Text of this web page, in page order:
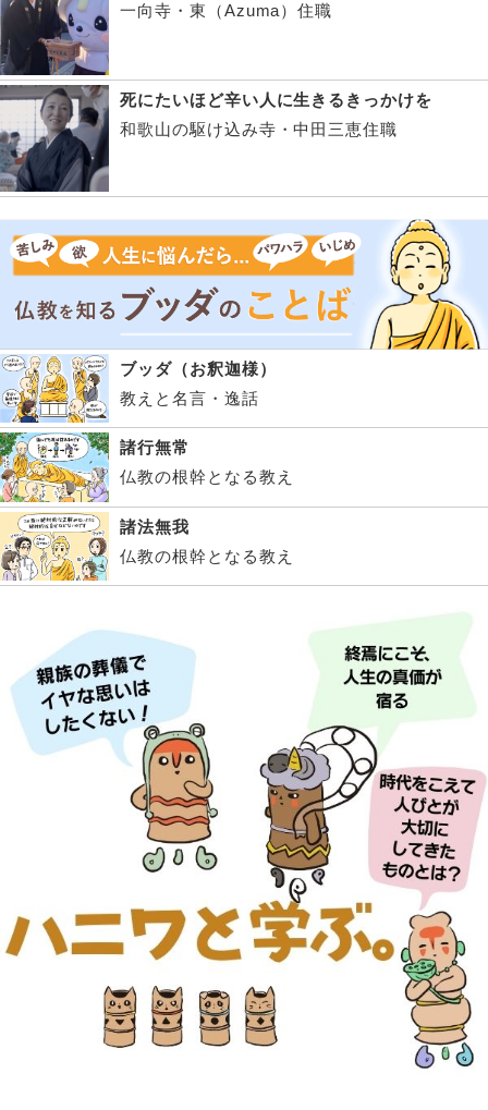
一向寺・東（Azuma）住職
死にたいほど辛い人に生きるきっかけを
和歌山の駆け込み寺・中田三恵住職
ブッダ（お釈迦様）
教えと名言・逸話
諸行無常
仏教の根幹となる教え
諸法無我
仏教の根幹となる教え